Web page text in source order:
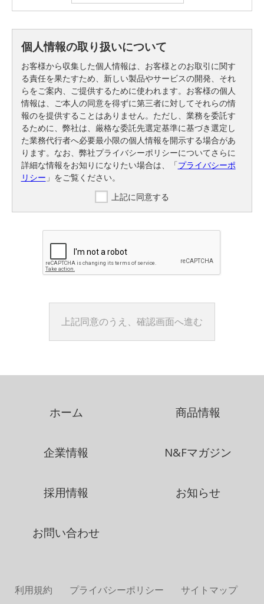
個人情報の取り扱いについて
お客様から収集した個人情報は、お客様とのお取引に関す
る責任を果たすため、新しい製品やサービスの開発、それ
らをご案内、ご提供するために使われます。お客様の個人
情報は、ご本人の同意を得ずに第三者に対してそれらの情
報のを提供することはありません。ただし、業務を委託す
るために、弊社は、厳格な委託先選定基準に基づき選定し
た業務代行者へ必要最小限の個人情報を開示する場合があ
ります。なお、弊社プライバシーポリシーについてさらに
詳細な情報をお知りになりたい場合は、「プライバシーポ
リシー 」をご覧ください。
上記に同意する
ホーム 商品情報
企業情報 N&Fマガジン
採用情報 お知らせ
お問い合わせ
利用規約 プライバシーポリシー サイトマップ